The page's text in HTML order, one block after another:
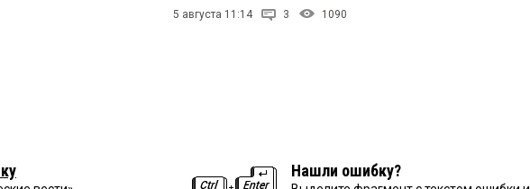
5 августа 11:14 3 1090
Нашли ошибку?